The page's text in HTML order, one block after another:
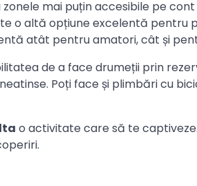
mai puțin accesibile pe
o altă opțiune excelentă pentru
atât pentru amatori, cât și
de a face drumeții prin
Poți face și plimbări cu
o activitate care să te